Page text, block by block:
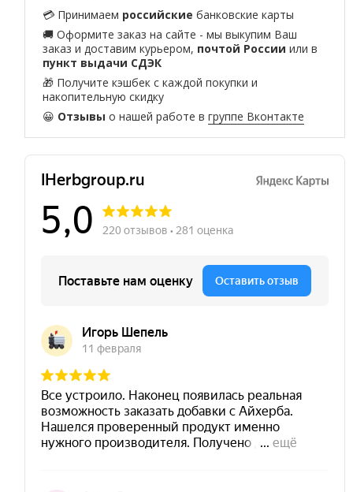
💳 Принимаем российские банковские карты
🚚 Оформите заказ на сайте - мы выкупим Ваш
заказ и доставим курьером, почтой России или в
пункт выдачи СДЭК
🎁 Получите кэшбек с каждой покупки и
накопительную скидку
😀 Отзывы о нашей работе вгруппе Вконтакте